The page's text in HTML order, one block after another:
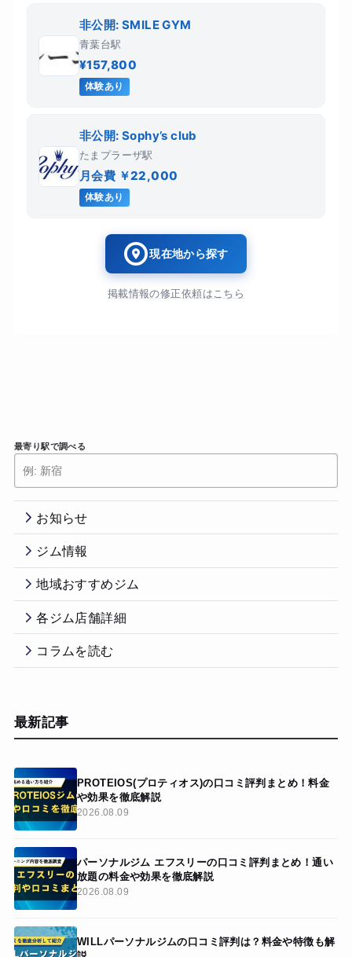
非公開: SMILE GYM
青葉台駅
¥157,800
体験あり
非公開: Sophy’s club
たまプラーザ駅
月会費 ￥22,000
体験あり
現在地から探す
掲載情報の修正依頼はこちら
最寄り駅で調べる
お知らせ
ジム情報
地域おすすめジム
各ジム店舗詳細
コラムを読む
最新記事
PROTEIOS(プロティオス)の口コミ評判まとめ！料金
や効果を徹底解説
2026.08.09
パーソナルジム エフスリーの口コミ評判まとめ！通い
放題の料金や効果を徹底解説
2026.08.09
WILLパーソナルジムの口コミ評判は？料金や特徴も解